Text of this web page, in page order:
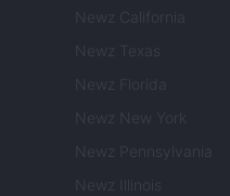
Newz California
Newz Texas
Newz Florida
Newz New York
Newz Pennsylvania
Newz Illinois